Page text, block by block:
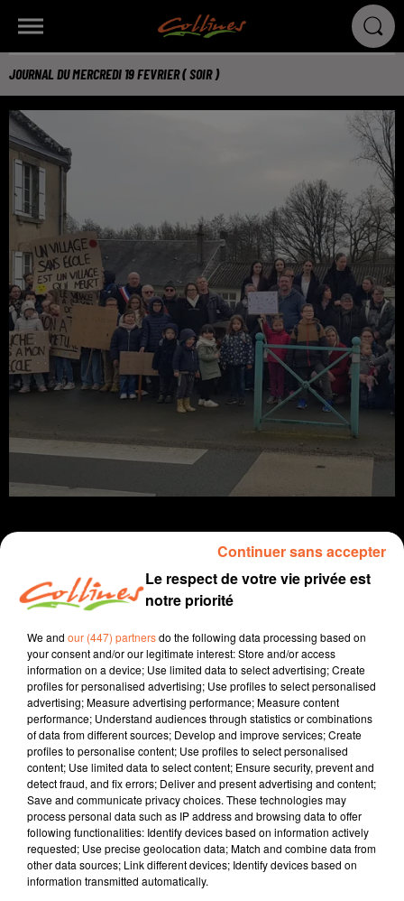
JOURNAL DU MERCREDI 19 FEVRIER ( SOIR )
Infos
19 février 2025 - 14 min 58 sec
JOURNAL DU MERCREDI 19 FEVRIER ( SOIR )
Patrice Bémanangy
L'info près de chez vous
Les parents d'élèves de l'école publique de Clazay
mobilisés ce mercredi midi pour dénoncer le projet de
fermeture d'une des trois classes à la rentrée prochaine
( photo ).
Depuis le mois de mai dernier, plusieurs dispositifs de
prévention et de vaccination du CHNDS sont regroupés
dans un même lieu, dans un batiment neuf à Bressuire.
Le respect de votre vie privée est
notre priorité
We and our (447) partnersdo the following data processing based on
your consent and/or our legitimate interest: Store and/or access
information on a device; Use limited data to select advertising; Create
profiles for personalised advertising; Use profiles to select personalised
advertising; Measure advertising performance; Measure content
performance; Understand audiences through statistics or combinations
of data from different sources; Develop and improve services; Create
profiles to personalise content; Use profiles to select personalised
content; Use limited data to select content; Ensure security, prevent and
detect fraud, and fix errors; Deliver and present advertising and content;
Save and communicate privacy choices. These technologies may
process personal data such as IP address and browsing data to offer
following functionalities: Identify devices based on information actively
requested; Use precise geolocation data; Match and combine data from
other data sources; Link different devices; Identify devices based on
information transmitted automatically.
Continuer sans accepter